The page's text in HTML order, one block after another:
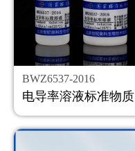
BWZ6537-2016
电导率溶液标准物质
购物车
会员中心
联系我们
返回主页